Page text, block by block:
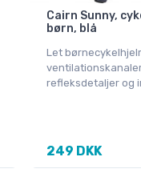
Cairn Sunny,
børn, blå
Let
refleksdetaljer og
249 DKK